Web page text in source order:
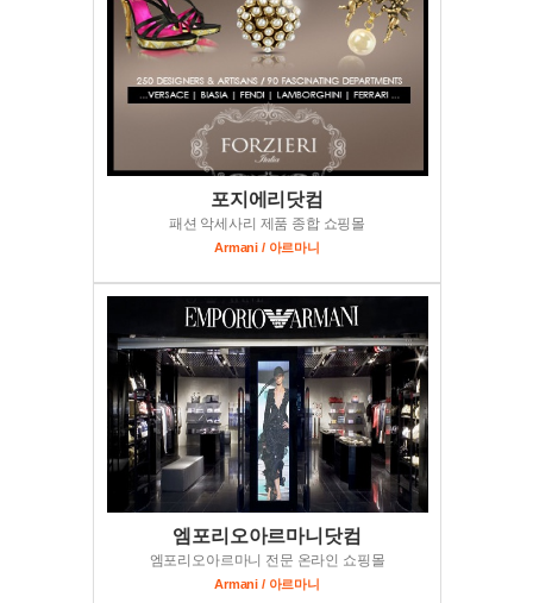
포지에리닷컴
패션 악세사리 제품 종합 쇼핑몰
Armani / 아르마니
엠포리오아르마니닷컴
엠포리오아르마니 전문 온라인 쇼핑몰
Armani / 아르마니